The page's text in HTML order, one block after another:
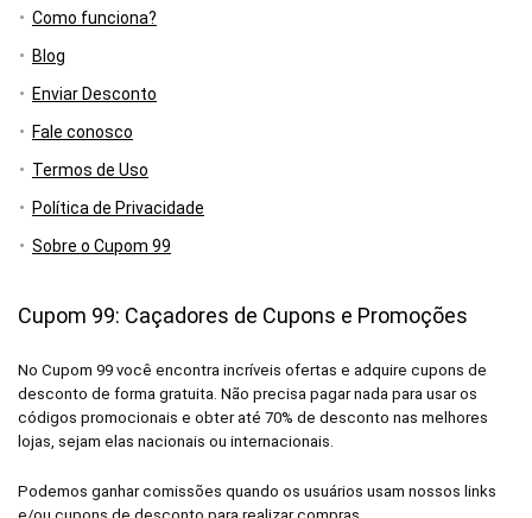
Como funciona?
Blog
Enviar Desconto
Fale conosco
Termos de Uso
Política de Privacidade
Sobre o Cupom 99
Cupom 99: Caçadores de Cupons e Promoções
No Cupom 99 você encontra incríveis ofertas e adquire cupons de
desconto de forma gratuita. Não precisa pagar nada para usar os
códigos promocionais e obter até 70% de desconto nas melhores
lojas, sejam elas nacionais ou internacionais.
Podemos ganhar comissões quando os usuários usam nossos links